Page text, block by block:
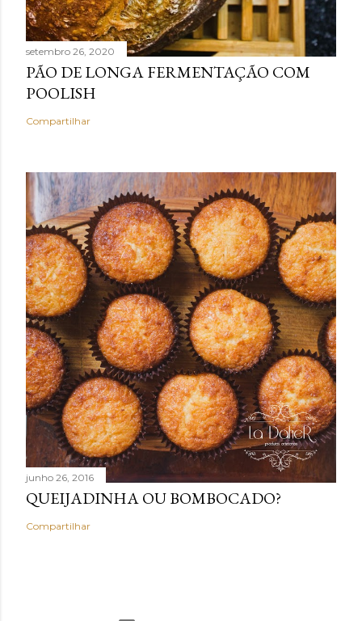
setembro 26, 2020
PÃO DE LONGA FERMENTAÇÃO COM
POOLISH
Compartilhar
junho 26, 2016
QUEIJADINHA OU BOMBOCADO?
Compartilhar